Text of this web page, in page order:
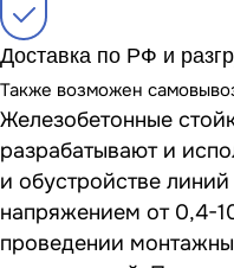
Доставка по РФ и
Также возможен
Железобетонные
разрабатывают и
и обустройстве
напряжением от 0,4-
проведении